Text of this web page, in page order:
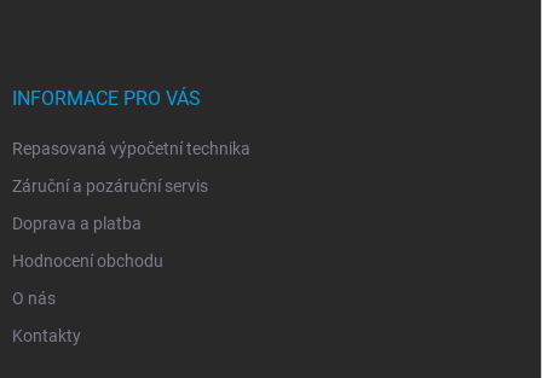
INFORMACE PRO VÁS
Repasovaná výpočetní technika
Záruční a pozáruční servis
Doprava a platba
Hodnocení obchodu
O nás
Kontakty